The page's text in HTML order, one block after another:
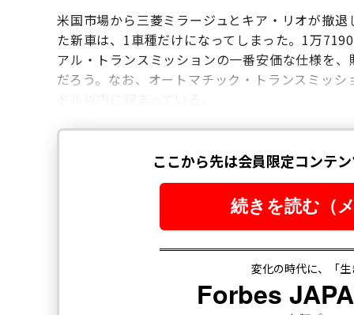
米国市場から三菱ミラージュとキア・リオが撤
た新車は、1車種だけになってしまった。1万
アル・トランスミッションの一番安価な仕様を
だろう。なお、オートマチック・トランスミッ